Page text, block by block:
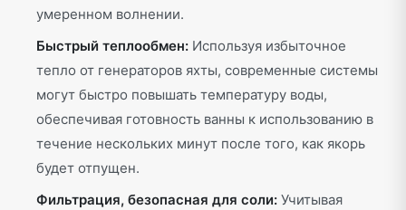
умеренном волнении.
Быстрый теплообмен: Используя избыточное
тепло от генераторов яхты, современные системы
могут быстро повышать температуру воды,
обеспечивая готовность ванны к использованию в
течение нескольких минут после того, как якорь
будет отпущен.
Фильтрация, безопасная для соли: Учитывая